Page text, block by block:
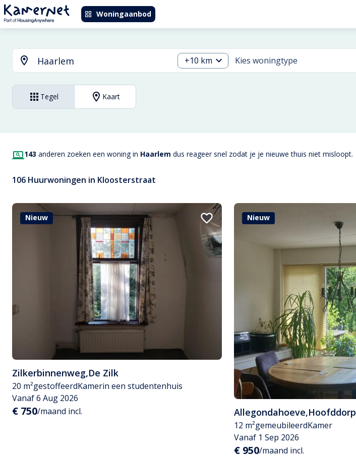
Woningaanbod
+10 km Kies woningtype
Tegel Kaart
143 anderen zoeken een woning in Haarlem dus reageer snel zodat je je nieuwe thuis niet misloopt.
106 Huurwoningen in Kloosterstraat
Nieuw
Zilkerbinnenweg,De Zilk
20 m²gestoffeerdKamerin een studentenhuis
Vanaf 6 Aug 2026
€ 750/maand incl.
Nieuw
Allegondahoeve,Hoofddorp
12 m²gemeubileerdKamer
Vanaf 1 Sep 2026
€ 950/maand incl.